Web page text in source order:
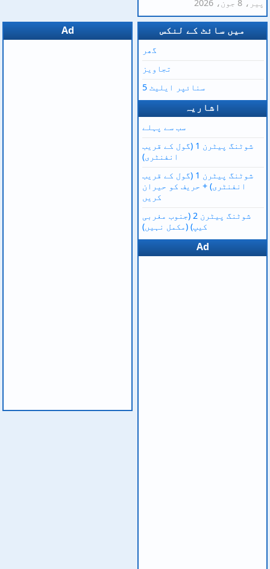
پیر، 8 جون، 2026
Ad میں سائٹ کے لنکس
گھر
تجاویز
سنائپر ایلیٹ 5
اشاریہ
سب سے پہلے
شوٹنگ پیٹرن 1 (گول کے قریب
انفنٹری)
شوٹنگ پیٹرن 1 (گول کے قریب
انفنٹری) + حریف کو حیران
کریں
شوٹنگ پیٹرن 2 (جنوب مغربی
کیپ) (مکمل نہیں)
Ad